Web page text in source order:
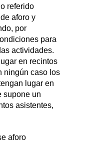
referido
aforo y
por
para
actividades.
en recintos
ningún caso los
lugar en
supone un
asistentes,
aforo